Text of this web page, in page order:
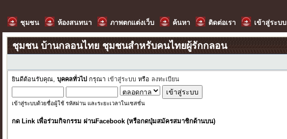
ชุมชน ห้องสนทนา ภาพตกแต่งเว็บ ค้นหา ติดต่อเรา เข้าสู่ระบบ
ชุมชน บ้านกลอนไทย ชุมชนสำหรับคนไทยผู้รักกลอน
ยินดีต้อนรับคุณ,บุคคลทั่วไป กรุณา เข้าสู่ระบบ หรือ ลงทะเบียน
เข้าสู่ระบบด้วยชื่อผู้ใช้ รหัสผ่าน และระยะเวลาในเซสชั่น
กด Link เพื่อร่วมกิจกรรม ผ่านFacebook (หรือกดปุ่มสมัครสมาชิกด้านบน)